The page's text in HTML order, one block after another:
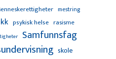
mestring
psykisk helse rasisme
Samfunnsfag
skole